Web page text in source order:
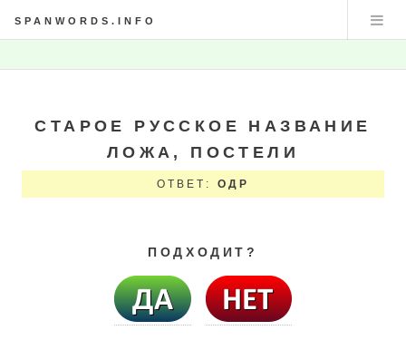
SPANWORDS.INFO
СТАРОЕ РУССКОЕ НАЗВАНИЕ
ЛОЖА, ПОСТЕЛИ
ОТВЕТ: ОДР
ПОДХОДИТ?